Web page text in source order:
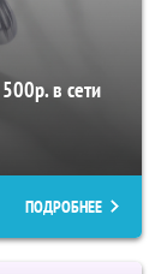
в сети
ПОДРОБНЕЕ